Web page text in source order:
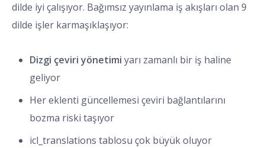
dilde iyi çalışıyor. Bağımsız yayınlama iş akışları olan 9
dilde işler karmaşıklaşıyor:
Dizgi çeviri yönetimi yarı zamanlı bir iş haline
geliyor
Her eklenti güncellemesi çeviri bağlantılarını
bozma riski taşıyor
icl_translations tablosu çok büyük oluyor